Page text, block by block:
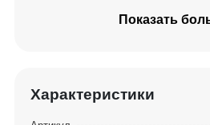
герметизировать основание),
(единственный в отрасли).
Показать
Характеристики